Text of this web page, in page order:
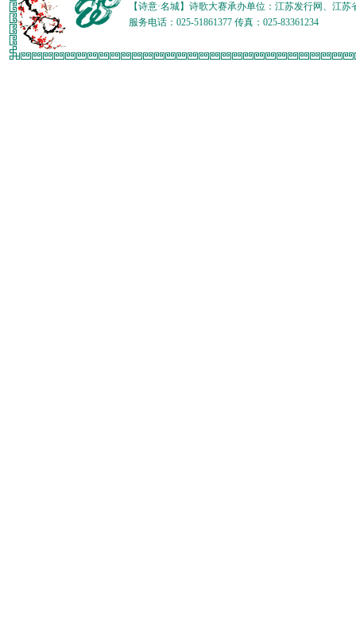
【诗意·名城】诗歌大赛承办单位：江苏发行网、江
服务电话：025-51861377 传真：025-83361234